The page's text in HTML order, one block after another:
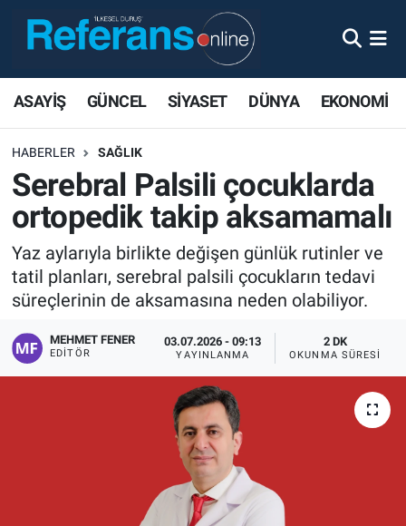
ASAYİŞ GÜNCEL SİYASET DÜNYA EKONOMİ
HABERLER SAĞLIK
Serebral Palsili çocuklarda
ortopedik takip aksamamalı
Yaz aylarıyla birlikte değişen günlük rutinler ve
tatil planları, serebral palsili çocukların tedavi
süreçlerinin de aksamasına neden olabiliyor.
MEHMET FENER
EDITÖR
03.07.2026 - 09:13
YAYINLANMA
2 DK
OKUNMA SÜRESI